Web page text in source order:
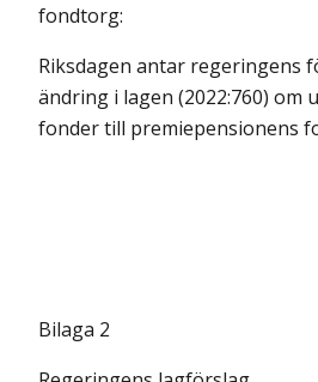
fondtorg:
Riksdagen antar regeringens
ändring i lagen (2022:760) om
fonder till premiepensionens
Bilaga 2